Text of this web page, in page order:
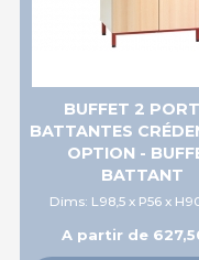
BUFFET 2
BATTANTES
OPTION -
BATTANT
Dims: L98,5 x P56 x
A partir de